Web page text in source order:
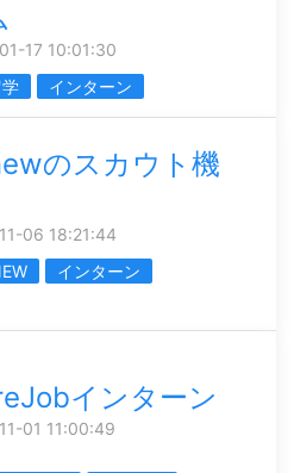
17 10:01:30
インターン
のスカウト機
06 18:21:44
インターン
インターン
01 11:00:49